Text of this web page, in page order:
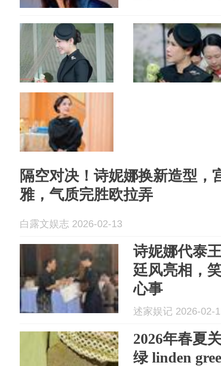
隔空对决！诗妮娜换新造型，
雅，气质完胜欧拉弄
白露文娱志 2026-02-13
诗妮娜代泰
廷风亮相，
心事
述家娱记 2026-02-
2026年春夏
绿 linden